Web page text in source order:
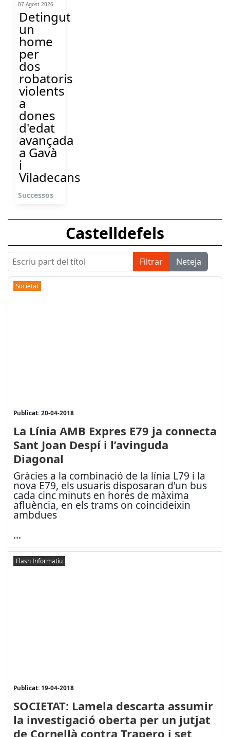
07 Agost 2026
Detingut
un
home
per
dos
robatoris
violents
a
dones
d'edat
avançada
a Gavà
i
Viladecans
Successos
Castelldefels
Escriu part del títol Filtrar Neteja
Societat
Publicat: 20-04-2018
La Línia AMB Expres E79 ja connecta
Sant Joan Despí i l’avinguda
Diagonal
Gràcies a la combinació de la línia L79 i la
nova E79, els usuaris disposaran d'un bus
cada cinc minuts en hores de màxima
afluència, en els trams on coincideixin
ambdues
...
Flash Informatiu
Publicat: 19-04-2018
SOCIETAT: Lamela descarta assumir
la investigació oberta per un jutjat
de Cornellà contra Trapero i set